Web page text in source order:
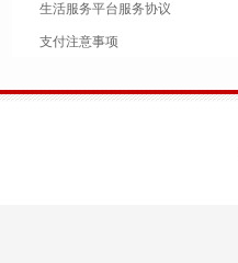
生活服务平台服务协议
支付注意事项